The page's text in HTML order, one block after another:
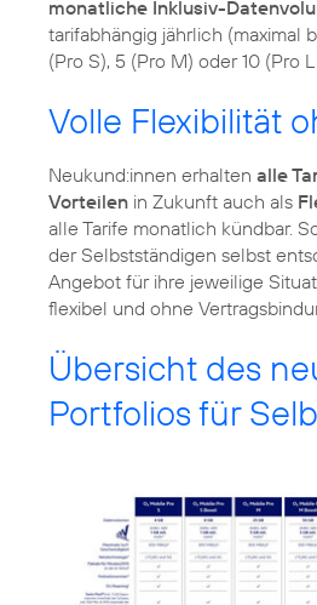
monatliche Inklusiv-
tarifabhängig jährlich (maximal
(Pro S), 5 (Pro M) oder 10 (Pro
Volle Flexibilität
Neukund:innen erhalten alle
Vorteilen in Zukunft auch als
alle Tarife monatlich kündbar.
der Selbstständigen selbst
Angebot für ihre jeweilige
flexibel und ohne
Übersicht des
Portfolios für